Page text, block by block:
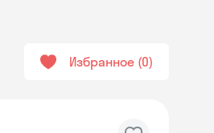
Избранное 0